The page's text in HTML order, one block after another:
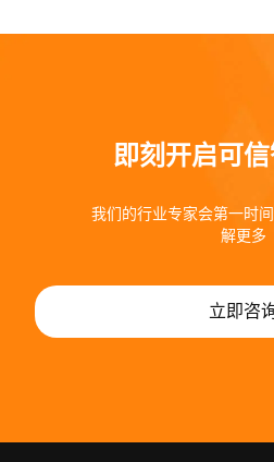
即刻开启可
我们的行业专家会第一时
解更多
立即咨